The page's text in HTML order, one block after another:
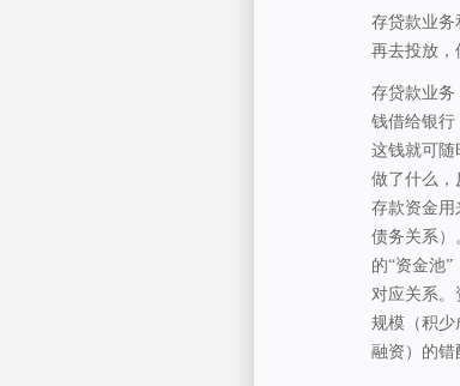
存贷款业务
再去投放，
存贷款业务
钱借给银行
这钱就可随
做了什么，
存款资金用
债务关系）
的“资金池
对应关系。
规模（积少
融资）的错